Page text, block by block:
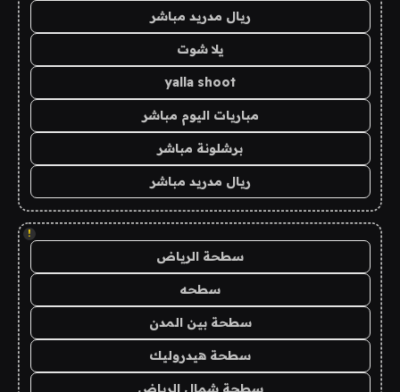
ريال مدريد مباشر
يلا شوت
yalla shoot
مباريات اليوم مباشر
برشلونة مباشر
ريال مدريد مباشر
!
سطحة الرياض
سطحه
سطحة بين المدن
سطحة هيدروليك
سطحة شمال الرياض